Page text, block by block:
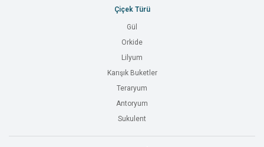
Çiçek Türü
Gül
Orkide
Lilyum
Karışık Buketler
Teraryum
Antoryum
Sukulent